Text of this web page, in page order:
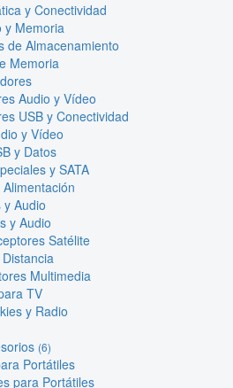
y Conectividad
y Memoria
de Almacenamiento
Memoria
Audio y Vídeo
USB y Conectividad
y Vídeo
y Datos
y SATA
Audio
y Audio
Satélite
Multimedia
TV
y Radio
(6)
Portátiles
para Portátiles